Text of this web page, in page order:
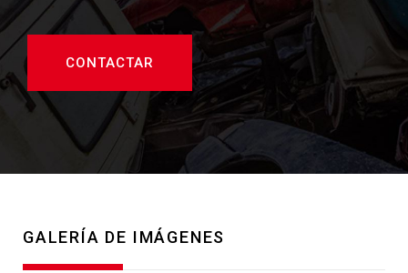
CONTACTAR
GALERÍA DE IMÁGENES